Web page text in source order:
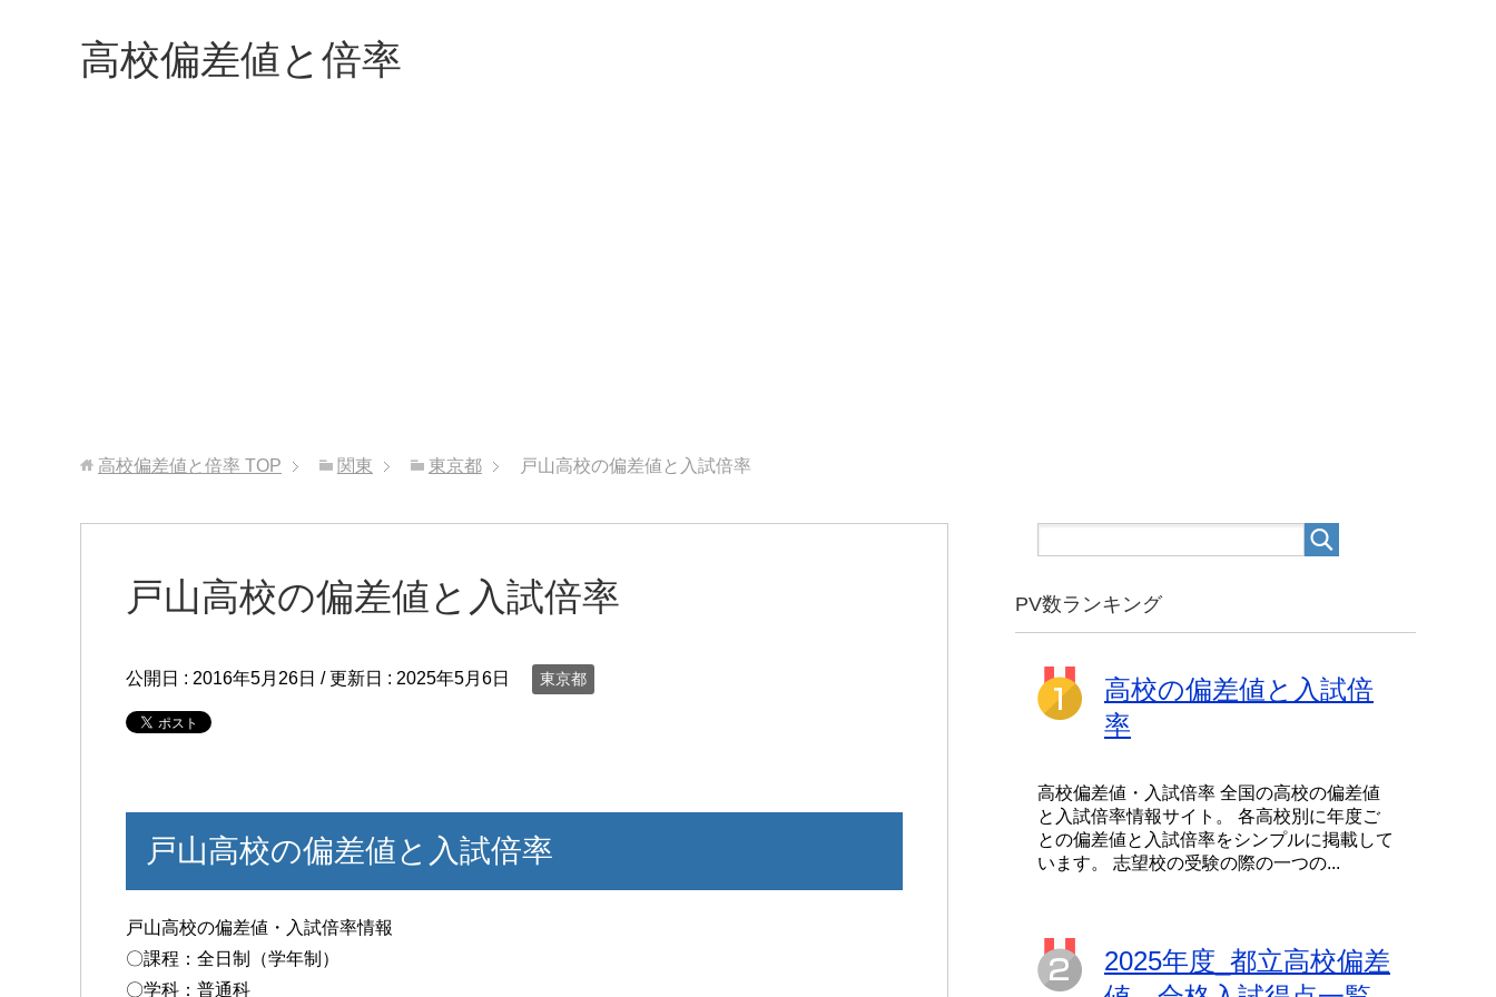
高校偏差値と倍率
高校偏差値と倍率 TOP 関東 東京都 戸山高校の偏差値と入試倍率
戸山高校の偏差値と入試倍率
公開日 : 2016年5月26日 / 更新日 : 2025年5月6日 東京都
戸山高校の偏差値と入試倍率
戸山高校の偏差値・入試倍率情報
〇課程：全日制（学年制）
〇学科：普通科
PV数ランキング
高校の偏差値と入試倍
率
高校偏差値・入試倍率 全国の高校の偏差値
と入試倍率情報サイト。 各高校別に年度ご
との偏差値と入試倍率をシンプルに掲載して
います。 志望校の受験の際の一つの...
2025年度_都立高校偏差